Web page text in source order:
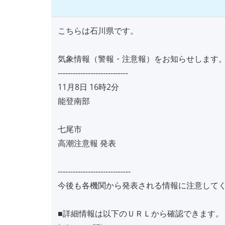
こちらは石川県です。
気象情報（警報・注意報）をお知らせします。
----------------------------
11月8日 16時2分
能登南部
七尾市
高潮注意報 発表
-----------------------------
今後も各機関から発表される情報に注意してく
■詳細情報は以下のＵＲＬから確認できます。